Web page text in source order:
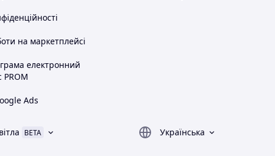
на маркетплейсі
електронний
PROM
Ads
BETA
Українська